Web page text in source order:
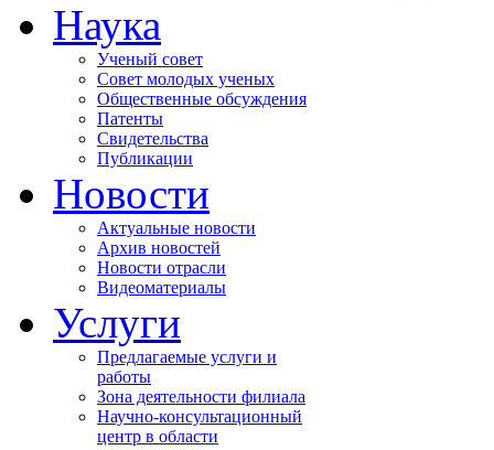
Наука
Ученый совет
Совет молодых ученых
Общественные обсуждения
Патенты
Свидетельства
Публикации
Новости
Актуальные новости
Архив новостей
Новости отрасли
Видеоматериалы
Услуги
Предлагаемые услуги и
работы
Зона деятельности филиала
Научно-консультационный
центр в области